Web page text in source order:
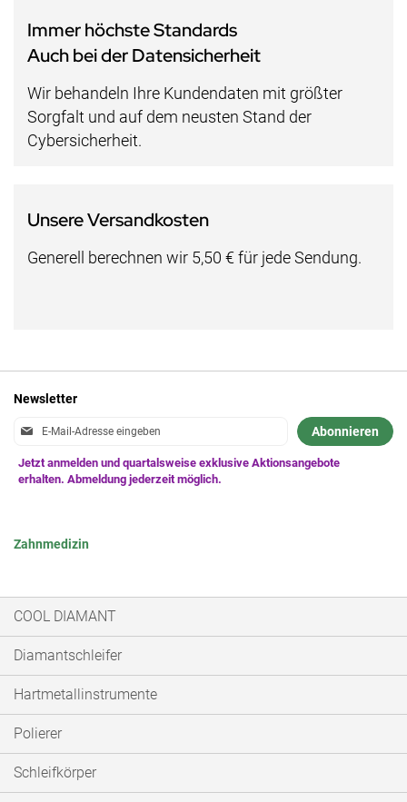
Immer höchste Standards
Auch bei der Datensicherheit
Wir behandeln Ihre Kundendaten mit größter
Sorgfalt und auf dem neusten Stand der
Cybersicherheit.
Unsere Versandkosten
Generell berechnen wir 5,50 € für jede Sendung.
Newsletter
Anmeldung
Newsletter:
Abonnieren
Zahnmedizin
COOL DIAMANT
Diamantschleifer
Hartmetallinstrumente
Polierer
Schleifkörper